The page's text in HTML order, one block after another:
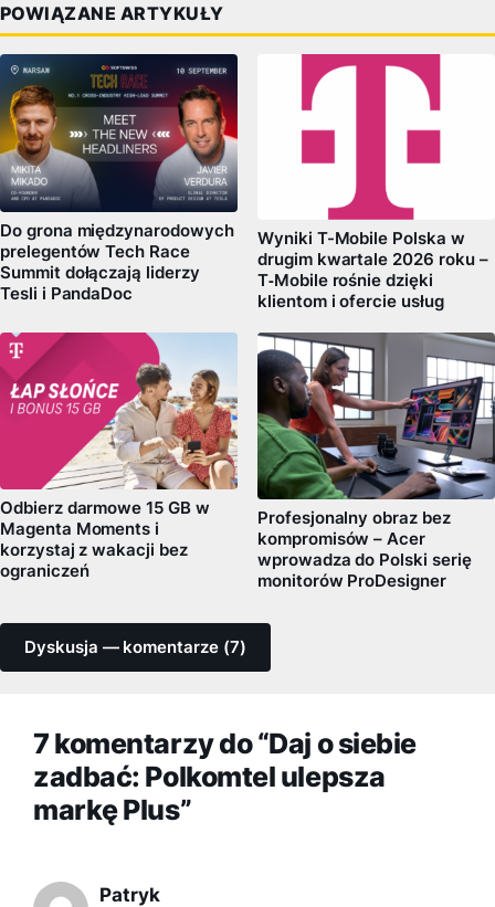
POWIĄZANE ARTYKUŁY
Do grona międzynarodowych
prelegentów Tech Race
Summit dołączają liderzy
Tesli i PandaDoc
Wyniki T-Mobile Polska w
drugim kwartale 2026 roku –
T‑Mobile rośnie dzięki
klientom i ofercie usług
Odbierz darmowe 15 GB w
Magenta Moments i
korzystaj z wakacji bez
ograniczeń
Profesjonalny obraz bez
kompromisów – Acer
wprowadza do Polski serię
monitorów ProDesigner
Dyskusja — komentarze (7)
7 komentarzy do “Daj o siebie
zadbać: Polkomtel ulepsza
markę Plus”
Patryk